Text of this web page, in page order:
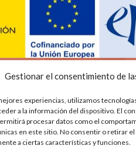
Gestionar el consentimiento de
experiencias, utilizamos
a la información del dispositivo. El
procesar datos como el
en este sitio. No consentir o retirar
a ciertas características y funciones.